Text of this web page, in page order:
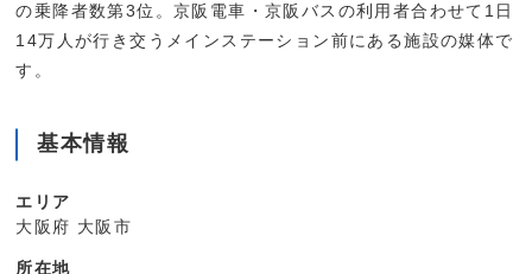
の乗降者数第3位。京阪電車・京阪バスの利用者合わせて1日
14万人が行き交うメインステーション前にある施設の媒体で
す。
基本情報
エリア
大阪府 大阪市
所在地